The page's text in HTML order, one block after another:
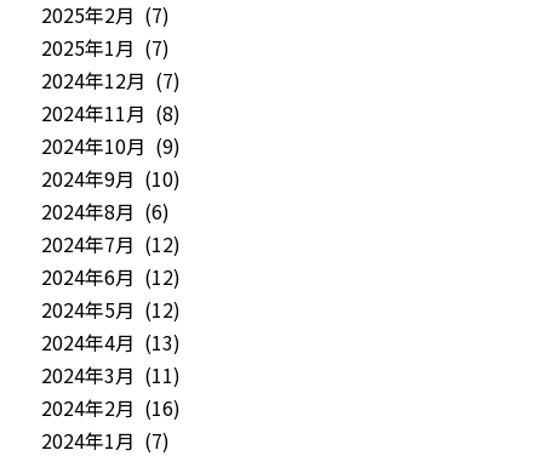
2025年2月 (7)
2025年1月 (7)
2024年12月 (7)
2024年11月 (8)
2024年10月 (9)
2024年9月 (10)
2024年8月 (6)
2024年7月 (12)
2024年6月 (12)
2024年5月 (12)
2024年4月 (13)
2024年3月 (11)
2024年2月 (16)
2024年1月 (7)